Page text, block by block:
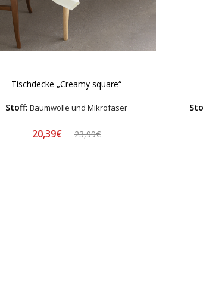
Tischdecke „Creamy square“
Stoff: Baumwolle und Mikrofaser
20,39€ 23,99€